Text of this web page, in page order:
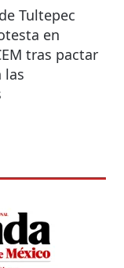
Tultepec
en
tras pactar
las